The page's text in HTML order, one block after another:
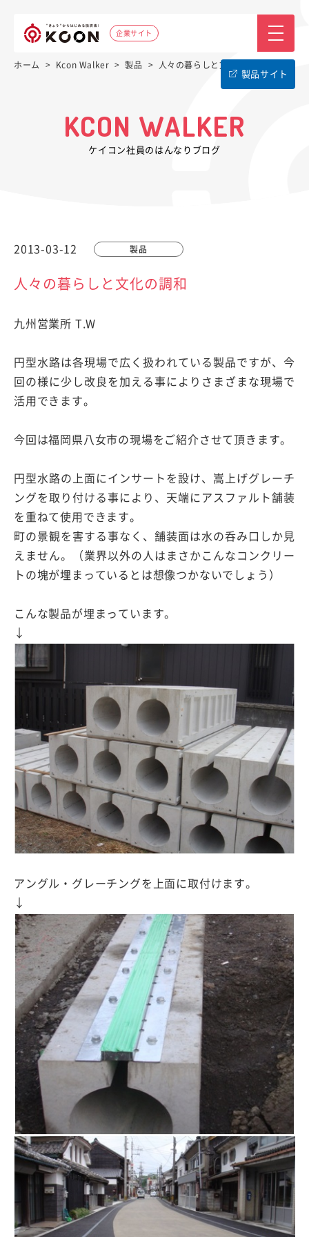
企業サイト
製品サイト
ホーム > Kcon Walker > 製品 > 人々の暮らしと文化の調和
KCON WALKER
ケイコン社員のはんなりブログ
2013-03-12 製品
人々の暮らしと文化の調和
九州営業所 T.W
円型水路は各現場で広く扱われている製品ですが、今
回の様に少し改良を加える事によりさまざまな現場で
活用できます。
今回は福岡県八女市の現場をご紹介させて頂きます。
円型水路の上面にインサートを設け、嵩上げグレーチ
ングを取り付ける事により、天端にアスファルト舗装
を重ねて使用できます。
町の景観を害する事なく、舗装面は水の呑み口しか見
えません。（業界以外の人はまさかこんなコンクリー
トの塊が埋まっているとは想像つかないでしょう）
こんな製品が埋まっています。
↓
アングル・グレーチングを上面に取付けます。
↓